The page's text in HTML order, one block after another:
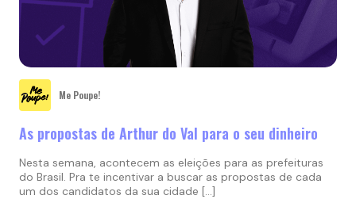
Me Poupe!
As propostas de Arthur do Val para o seu dinheiro
Nesta semana, acontecem as eleições para as prefeituras
do Brasil. Pra te incentivar a buscar as propostas de cada
um dos candidatos da sua cidade […]